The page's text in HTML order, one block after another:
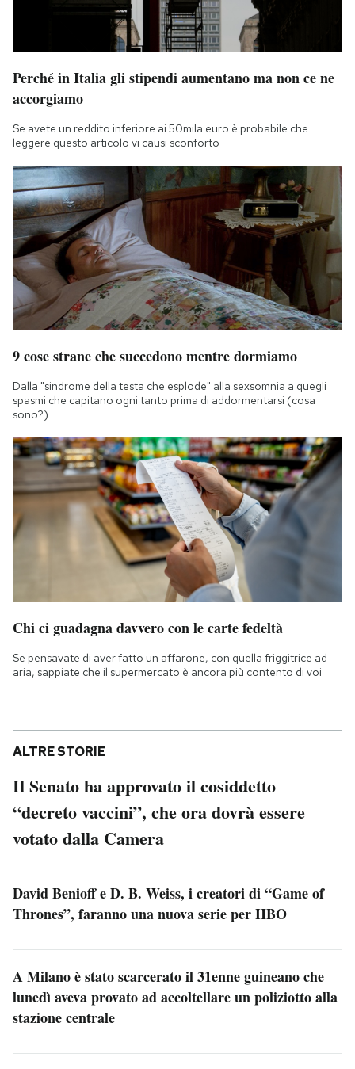
Notifiche mobile
Regala il Post
Hai bisogno di aiuto?
Esci
Perché in Italia gli stipendi aumentano ma non ce ne
accorgiamo
Se avete un reddito inferiore ai 50mila euro è probabile che
leggere questo articolo vi causi sconforto
9 cose strane che succedono mentre dormiamo
Dalla "sindrome della testa che esplode" alla sexsomnia a quegli
spasmi che capitano ogni tanto prima di addormentarsi (cosa
sono?)
Chi ci guadagna davvero con le carte fedeltà
Se pensavate di aver fatto un affarone, con quella friggitrice ad
aria, sappiate che il supermercato è ancora più contento di voi
ALTRE STORIE
Il Senato ha approvato il cosiddetto
“decreto vaccini”, che ora dovrà essere
votato dalla Camera
David Benioff e D. B. Weiss, i creatori di “Game of
Thrones”, faranno una nuova serie per HBO
A Milano è stato scarcerato il 31enne guineano che
lunedì aveva provato ad accoltellare un poliziotto alla
stazione centrale